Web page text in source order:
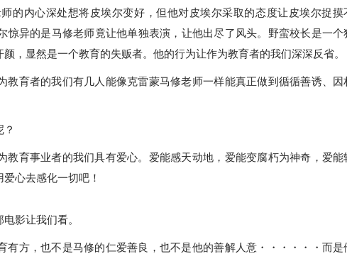
的内心深处想将皮埃尔变好，但他对皮埃尔采取的态度让皮埃尔捉摸
异的是马修老师竟让他单独表演，让他出尽了风头。野蛮校长是一个
，显然是一个教育的失贩者。他的行为让作为教育者的我们深深反省。
教育者的我们有几人能像克雷蒙马修老师一样能真正做到循循善诱、因
教育事业者的我们具有爱心。爱能感天动地，爱能变腐朽为神奇，爱能
心去感化一切吧！
影让我们看。
有方，也不是马修的仁爱善良，也不是他的善解人意・・・・・・而是